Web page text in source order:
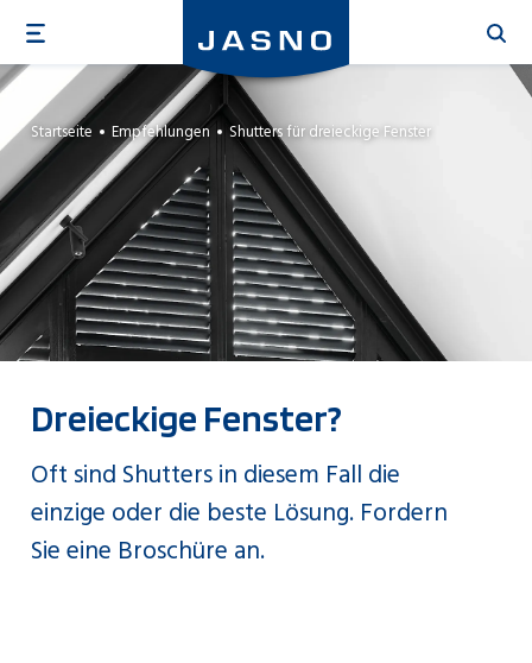
zum
Inhalt
Startseite Empfehlungen Shutters für dreieckige Fenster
Dreieckige Fenster?
Oft sind Shutters in diesem Fall die
einzige oder die beste Lösung. Fordern
Sie eine Broschüre an.